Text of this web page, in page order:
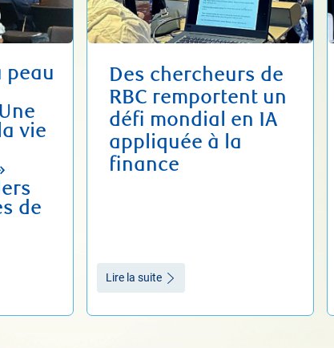
peau
vie
de
Des chercheurs de
RBC remportent un
défi mondial en IA
appliquée à la
finance
Lire la suite